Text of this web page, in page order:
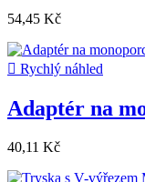
54,45 Kč
 Rychlý náhled
Adaptér na
40,11 Kč